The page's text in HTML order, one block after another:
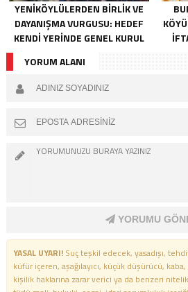
YENIKÖYLÜLERDEN BIRLIK VE
DAYANIŞMA VURGUSU: HEDEF
KENDI YERINDE GENEL KURUL
YORUM ALANI
YORUMU
YASAL UYARI!Suç teşkil edecek, yasadışı,
küfür içeren, aşağılayıcı, küçük düşürücü,
kişilik haklarına zarar verici ya da benzeri